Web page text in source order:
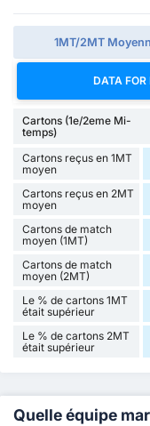
1MT/2MT
DATA FOR
Cartons (1e/2eme Mi-
temps)
Cartons reçus en 1MT
moyen
Cartons reçus en 2MT
moyen
Cartons de match
moyen (1MT)
Cartons de match
moyen (2MT)
Le % de cartons 1MT
était supérieur
Le % de cartons 2MT
était supérieur
Quelle équipe